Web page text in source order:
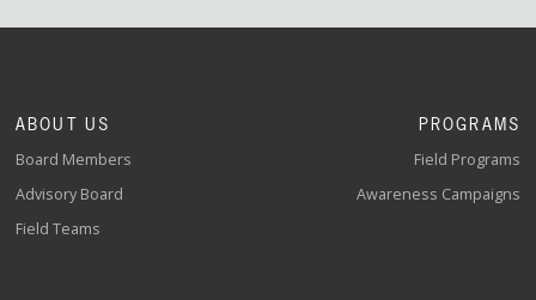
ABOUT US
Board Members
Advisory Board
Field Teams
PROGRAMS
Field Programs
Awareness Campaigns